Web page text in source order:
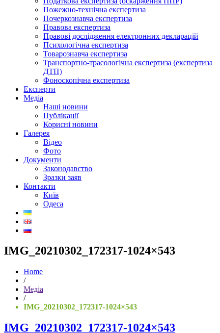
Пожежно-технічна експертиза
Почеркознавча експертиза
Правова експертиза
Правові дослідження електронних декларацій
Психологічна експертиза
Товарознавча експертиза
Транспортно-трасологічна експертиза (експертиза
ДТП)
Фоноскопічна експертиза
Експерти
Медіа
Наші новини
Публікації
Корисні новини
Галерея
Відео
Фото
Документи
Законодавство
Зразки заяв
Контакти
Київ
Одеса
IMG_20210302_172317-1024×543
Home
/
Медіа
/
IMG_20210302_172317-1024×543
IMG_20210302_172317-1024×543